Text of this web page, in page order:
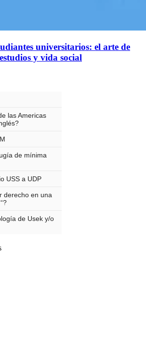
universitarios: el arte de
y vida social